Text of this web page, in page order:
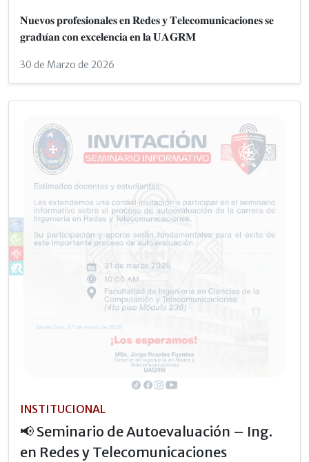
𝐍𝐮𝐞𝐯𝐨𝐬 𝐩𝐫𝐨𝐟𝐞𝐬𝐢𝐨𝐧𝐚𝐥𝐞𝐬 𝐞𝐧 𝐑𝐞𝐝𝐞𝐬 𝐲 𝐓𝐞𝐥𝐞𝐜𝐨𝐦𝐮𝐧𝐢𝐜𝐚𝐜𝐢𝐨𝐧𝐞𝐬 𝐬𝐞
𝐠𝐫𝐚𝐝𝐮́𝐚𝐧 𝐜𝐨𝐧 𝐞𝐱𝐜𝐞𝐥𝐞𝐧𝐜𝐢𝐚 𝐞𝐧 𝐥𝐚 𝐔𝐀𝐆𝐑𝐌
30 de Marzo de 2026
INSTITUCIONAL
📢 Seminario de Autoevaluación – Ing.
en Redes y Telecomunicaciones